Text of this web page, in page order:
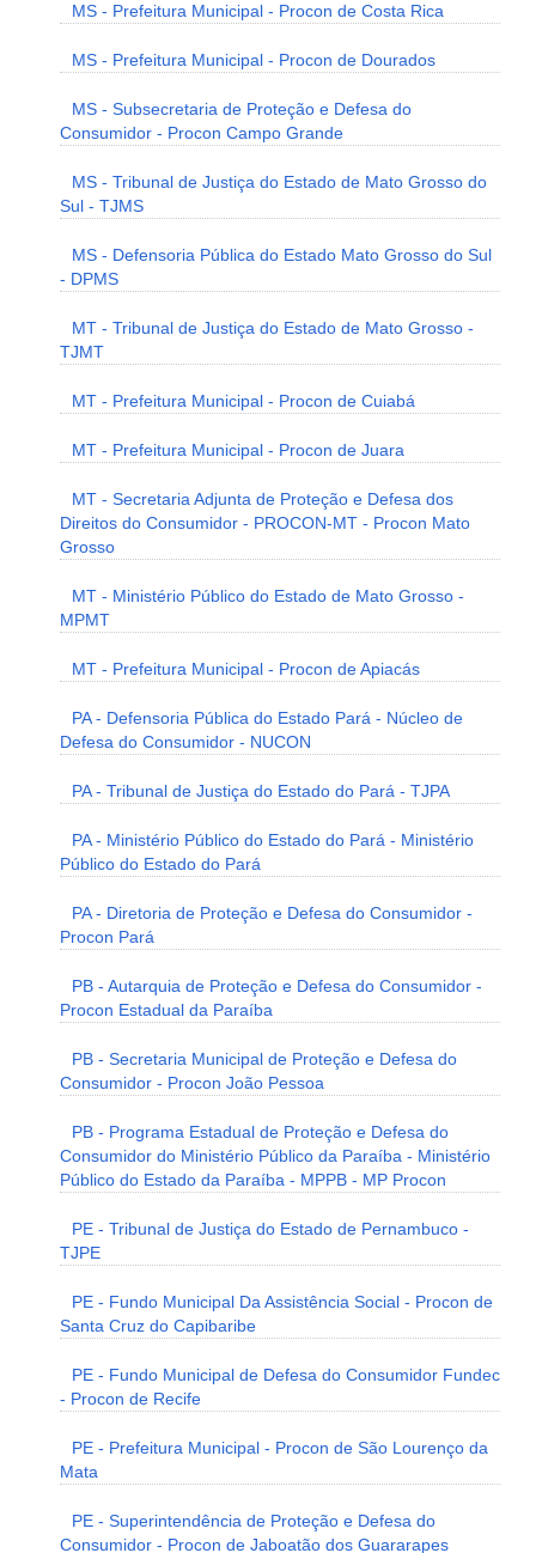
MS - Prefeitura Municipal - Procon de Costa Rica
MS - Prefeitura Municipal - Procon de Dourados
MS - Subsecretaria de Proteção e Defesa do
Consumidor - Procon Campo Grande
MS - Tribunal de Justiça do Estado de Mato Grosso do
Sul - TJMS
MS - Defensoria Pública do Estado Mato Grosso do Sul
- DPMS
MT - Tribunal de Justiça do Estado de Mato Grosso -
TJMT
MT - Prefeitura Municipal - Procon de Cuiabá
MT - Prefeitura Municipal - Procon de Juara
MT - Secretaria Adjunta de Proteção e Defesa dos
Direitos do Consumidor - PROCON-MT - Procon Mato
Grosso
MT - Ministério Público do Estado de Mato Grosso -
MPMT
MT - Prefeitura Municipal - Procon de Apiacás
PA - Defensoria Pública do Estado Pará - Núcleo de
Defesa do Consumidor - NUCON
PA - Tribunal de Justiça do Estado do Pará - TJPA
PA - Ministério Público do Estado do Pará - Ministério
Público do Estado do Pará
PA - Diretoria de Proteção e Defesa do Consumidor -
Procon Pará
PB - Autarquia de Proteção e Defesa do Consumidor -
Procon Estadual da Paraíba
PB - Secretaria Municipal de Proteção e Defesa do
Consumidor - Procon João Pessoa
PB - Programa Estadual de Proteção e Defesa do
Consumidor do Ministério Público da Paraíba - Ministério
Público do Estado da Paraíba - MPPB - MP Procon
PE - Tribunal de Justiça do Estado de Pernambuco -
TJPE
PE - Fundo Municipal Da Assistência Social - Procon de
Santa Cruz do Capibaribe
PE - Fundo Municipal de Defesa do Consumidor Fundec
- Procon de Recife
PE - Prefeitura Municipal - Procon de São Lourenço da
Mata
PE - Superintendência de Proteção e Defesa do
Consumidor - Procon de Jaboatão dos Guararapes